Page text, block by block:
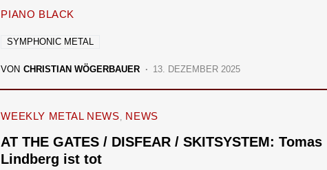
PIANO BLACK
SYMPHONIC METAL
VON CHRISTIAN WÖGERBAUER 13. DEZEMBER 2025
WEEKLY METAL NEWS NEWS
AT THE GATES / DISFEAR / SKITSYSTEM: Tomas
Lindberg ist tot